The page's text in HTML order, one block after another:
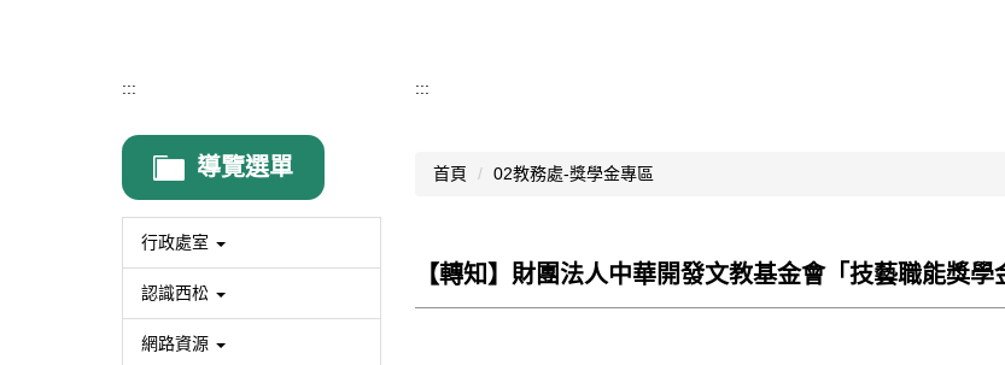
:::
導覽選單
行政處室
認識西松
網路資源
:::
首頁 02教務處-獎學金專區
【轉知】財團法人中華開發文教基金會「技藝職能獎